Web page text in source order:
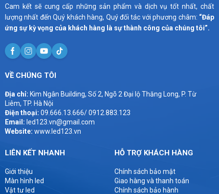
Cam kết sẽ cung cấp những sản phẩm và dịch vụ tốt nhất, chất
lượng nhất đến Quý khách hàng, Quý đối tác với phương châm: “Đáp
ứng sự kỳ vọng của khách hàng là sự thành công của chúng tôi”.
VỀ CHÚNG TÔI
Địa chỉ: Kim Ngân Building, Số 2, Ngõ 2 Đại lộ Thăng Long, P. Từ
Liêm, TP. Hà Nội
Điện thoại: 09.666.13.666/ 0912.883.123
Email: led123.vn@gmail.com
Website: www.led123.vn
LIÊN KẾT NHANH
Giới thiệu
Màn hình led
Vật tư led
HỖ TRỢ KHÁCH HÀNG
Chính sách bảo mật
Giao hàng và thanh toán
Chính sách bảo hành